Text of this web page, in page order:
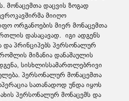
დაცვის ზოგად
მიიღო
ორგანოების მიერ მონაცემთა
დასაცავად. იგი ადგენს
და პრინციპებს პერსონალურ
მიზანია დანაშაულის
სისხლისსამართლებრივი
პერსონალურ მონაცემთა
სათანადოდ უნდა იყოს
პერსონალურ მონაცემს და